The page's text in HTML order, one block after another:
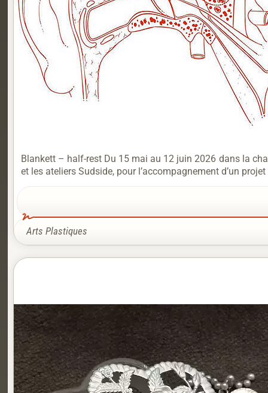
Blankett – half-rest Du 15 mai au 12 juin 2026 dans la
et les ateliers Sudside, pour l’accompagnement d’un
Arts Plastiques